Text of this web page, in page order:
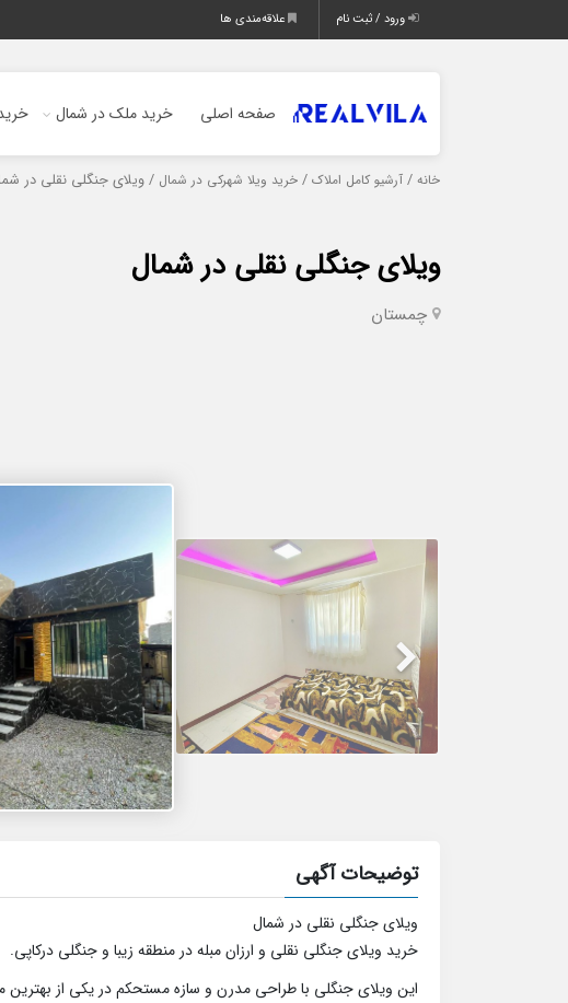
ورود / ثبت نام علاقه‌مندی ها
صفحه اصلی خرید ملک در شمال
خانه / آرشیو کامل املاک / خرید ویلا شهرکی در شمال / ویلای جنگلی نقلی در
ویلای جنگلی نقلی در شمال
چمستان
توضیحات آگهی
ویلای جنگلی نقلی در شمال
خرید ویلای جنگلی نقلی و ارزان مبله در منطقه زیبا و جنگلی درکاپی.
این ویلای جنگلی با طراحی مدرن و سازه مستحکم در یکی از بهترین